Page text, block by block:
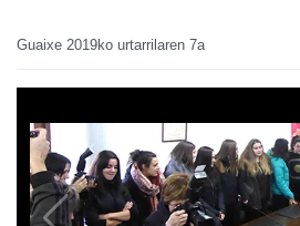
Guaixe 2019ko urtarrilaren 7a